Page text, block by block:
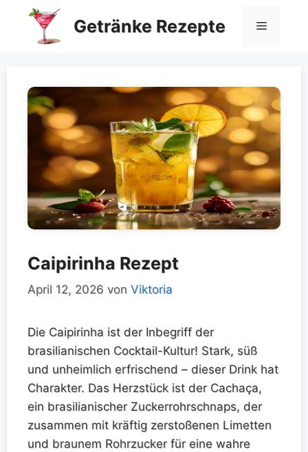
springen
Getränke Rezepte Menü
Caipirinha Rezept
April 12, 2026 von Viktoria
Die Caipirinha ist der Inbegriff der
brasilianischen Cocktail-Kultur! Stark, süß
und unheimlich erfrischend – dieser Drink hat
Charakter. Das Herzstück ist der Cachaça,
ein brasilianischer Zuckerrohrschnaps, der
zusammen mit kräftig zerstoßenen Limetten
und braunem Rohrzucker für eine wahre